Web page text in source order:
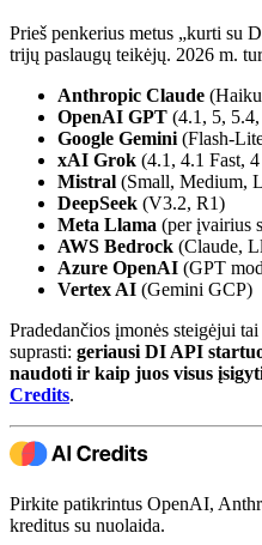
Prieš penkerius metus „kurti su
trijų paslaugų teikėjų. 2026 m.
Anthropic Claude
OpenAI GPT (4.1, 5,
Google Gemini (Flash-
xAI Grok (4.1, 4.1 Fast,
Mistral (Small, Medium,
DeepSeek (V3.2, R1)
Meta Llama (per įvairius
AWS Bedrock (Claude,
Azure OpenAI (GPT
Vertex AI (Gemini GCP)
Pradedančios įmonės steigėjui
suprasti: geriausi DI API
naudoti ir kaip juos visus
Credits.
Pirkite patikrintus OpenAI,
kreditus su nuolaida.